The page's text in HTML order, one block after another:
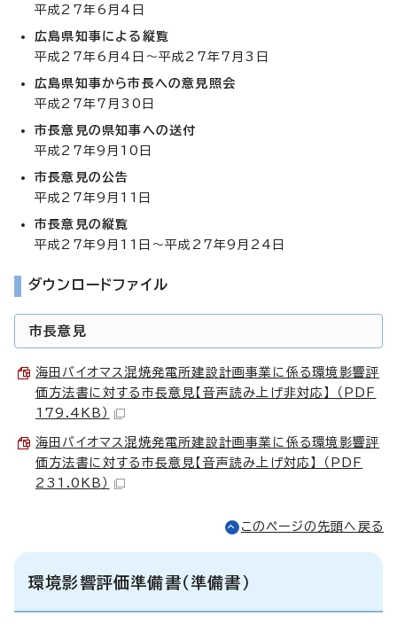
平成27年6月4日
広島県知事による縦覧
平成27年6月4日～平成27年7月3日
広島県知事から市長への意見照会
平成27年7月30日
市長意見の県知事への送付
平成27年9月10日
市長意見の公告
平成27年9月11日
市長意見の縦覧
平成27年9月11日～平成27年9月24日
ダウンロードファイル
市長意見
海田バイオマス混焼発電所建設計画事業に係る環境影響評
価方法書に対する市長意見【音声読み上げ非対応】 （PDF
179.4KB）
海田バイオマス混焼発電所建設計画事業に係る環境影響評
価方法書に対する市長意見【音声読み上げ対応】 （PDF
231.0KB）
このページの先頭へ戻る
環境影響評価準備書（準備書）